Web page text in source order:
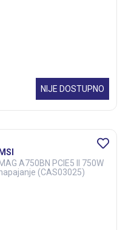
NIJE DOSTUPNO
MSI
MAG A750BN PCIE5 II 750W
(CAS03025)